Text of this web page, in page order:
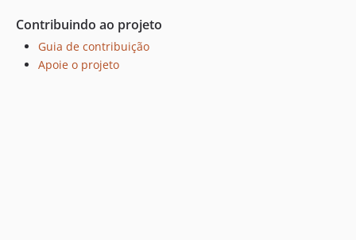
Contribuindo ao projeto
Guia de contribuição
Apoie o projeto